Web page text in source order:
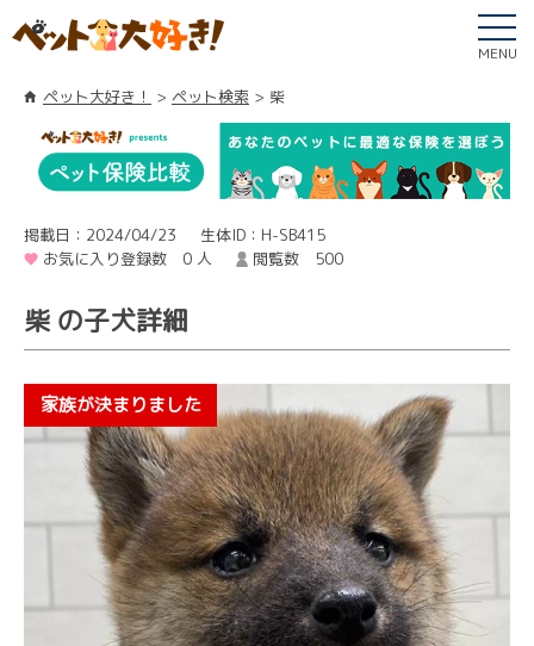
MENU
ペット大好き！ ペット検索 柴
掲載日：2024/04/23
生体ID：H-SB415
お気に入り登録数 0 人
閲覧数 500
柴 の子犬詳細